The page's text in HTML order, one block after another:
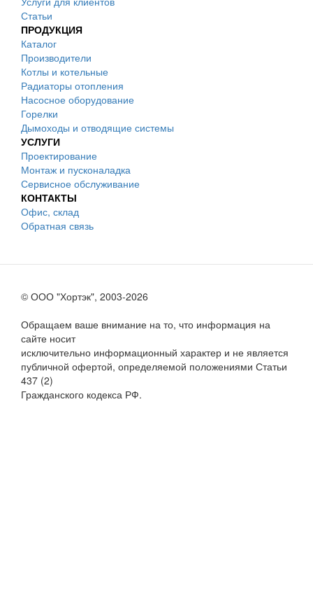
Статьи
ПРОДУКЦИЯ
Каталог
Производители
Котлы и котельные
Радиаторы отопления
Насосное оборудование
Горелки
Дымоходы и отводящие системы
УСЛУГИ
Проектирование
Монтаж и пусконаладка
Сервисное обслуживание
КОНТАКТЫ
Офис, склад
Обратная связь
© ООО "Хортэк", 2003-2026
Обращаем ваше внимание на то, что информация на
сайте носит
исключительно информационный характер и не является
публичной офертой, определяемой положениями Статьи
437 (2)
Гражданского кодекса РФ.